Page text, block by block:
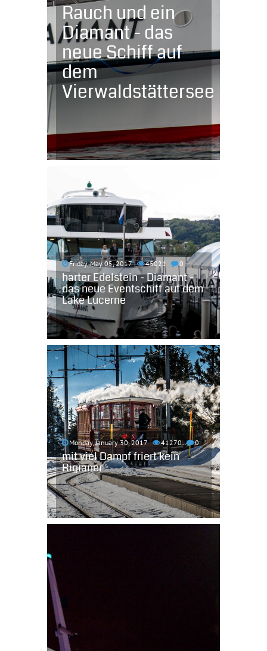
Rauch und ein
Diamant - das
neue Schiff auf
dem
Vierwaldstättersee
Friday, May 05, 2017 45021 0
harter Edelstein - Diamant -
das neue Eventschiff auf dem
Lake Lucerne
Monday, January 30, 2017 41270 0
mit viel Dampf friert kein
Rigianer